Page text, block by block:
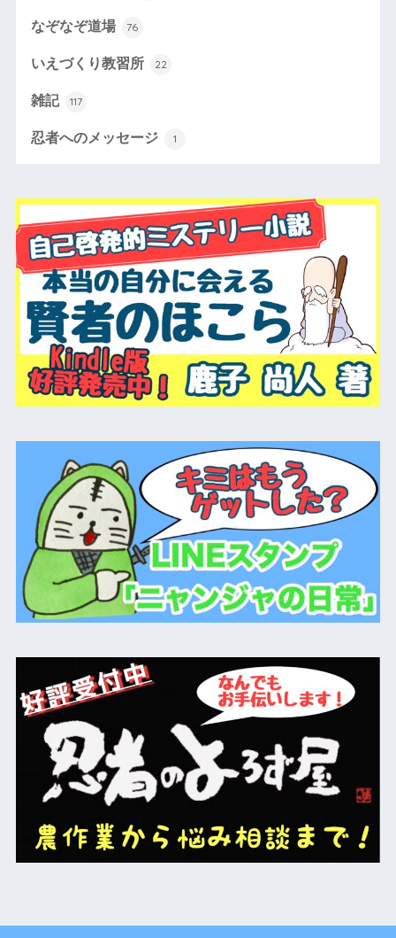
なぞなぞ道場 76
いえづくり教習所 22
雑記 117
忍者へのメッセージ 1